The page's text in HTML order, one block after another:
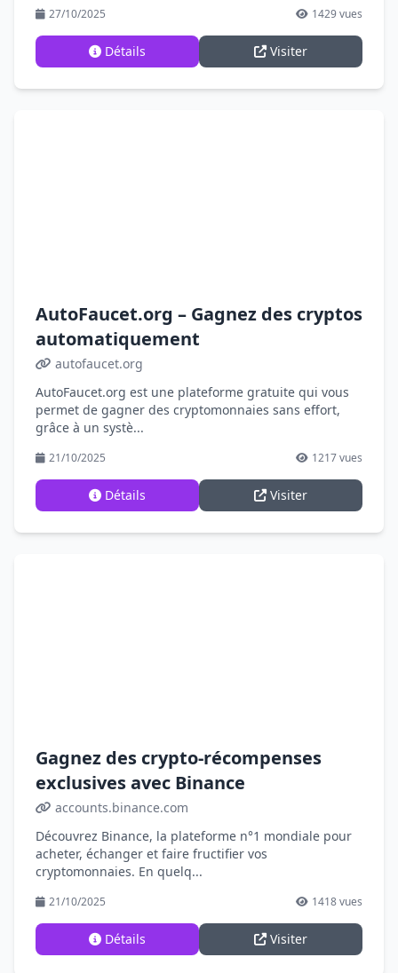
27/10/2025 1429 vues
Détails Visiter
AutoFaucet.org – Gagnez des cryptos
automatiquement
autofaucet.org
AutoFaucet.org est une plateforme gratuite qui vous
permet de gagner des cryptomonnaies sans effort,
grâce à un systè...
21/10/2025 1217 vues
Détails Visiter
Gagnez des crypto-récompenses
exclusives avec Binance
accounts.binance.com
Découvrez Binance, la plateforme n°1 mondiale pour
acheter, échanger et faire fructifier vos
cryptomonnaies. En quelq...
21/10/2025 1418 vues
Détails Visiter